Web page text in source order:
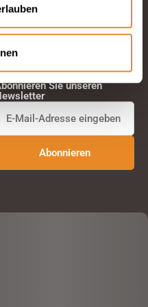
Sie unseren